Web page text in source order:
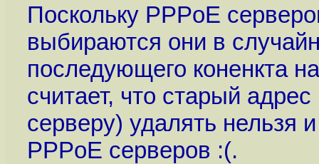
Поскольку PPPoE
выбираются они в
последующего коненкта
считает, что старый
серверу) удалять нельзя
PPPoE серверов :(.